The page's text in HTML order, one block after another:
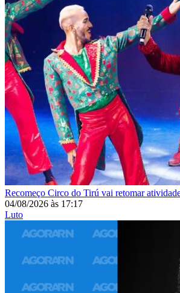
Recomeço Circo do Tirú vai retomar
04/08/2026 às 17:17
Luto